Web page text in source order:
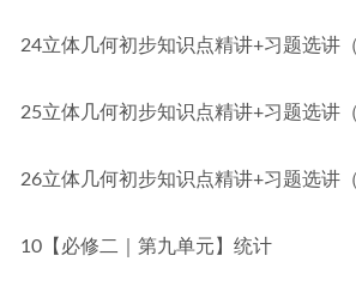
24立体几何初步知识点精讲+习题选讲
25立体几何初步知识点精讲+习题选讲
26立体几何初步知识点精讲+习题选讲
10【必修二｜第九单元】统计